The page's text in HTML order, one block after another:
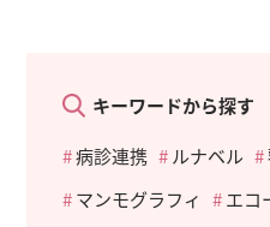
キーワードから探す
病診連携
ルナベル
マンモグラフィ
エコ